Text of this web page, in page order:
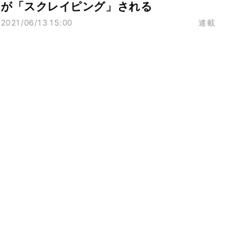
が「スクレイピング」される
2021/06/13 15:00 連載